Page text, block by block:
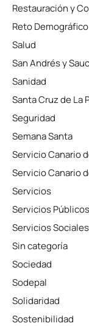
Restauración y
Reto Demográfico
Salud
San Andrés y
Sanidad
Santa Cruz de La
Seguridad
Semana Santa
Servicio Canario
Servicio Canario
Servicios
Servicios Públicos
Servicios Sociales
Sin categoría
Sociedad
Sodepal
Solidaridad
Sostenibilidad